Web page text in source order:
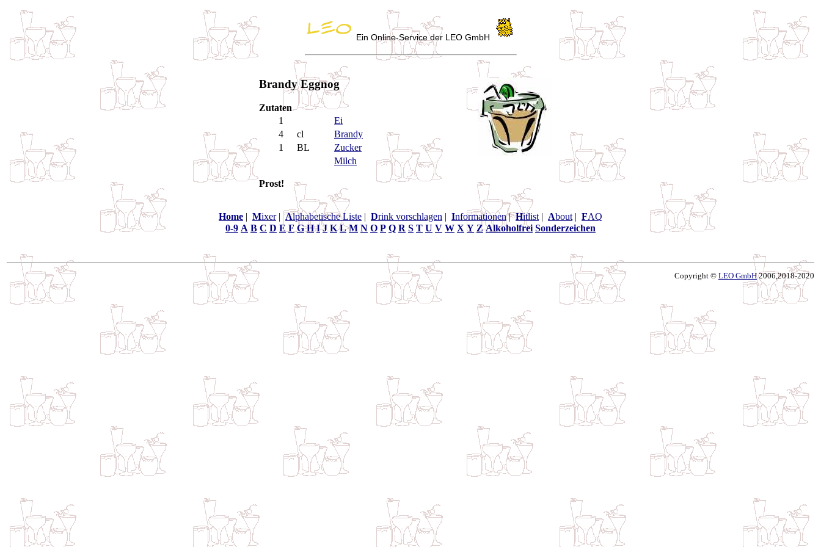
Ein Online-Service der LEO GmbH
Brandy Eggnog
Zutaten
1
Ei
4
cl
Brandy
1
BL
Zucker
Milch
Prost!
Home | Mixer|Alphabetische Liste | Drink vorschlagen | Informationen|Hitlist | About | FAQ
0-9 A B C D E F G H I J K L M N O P Q R S T U V W X Y Z Alkoholfrei Sonderzeichen
Copyright © LEO GmbH2006,2018-2020